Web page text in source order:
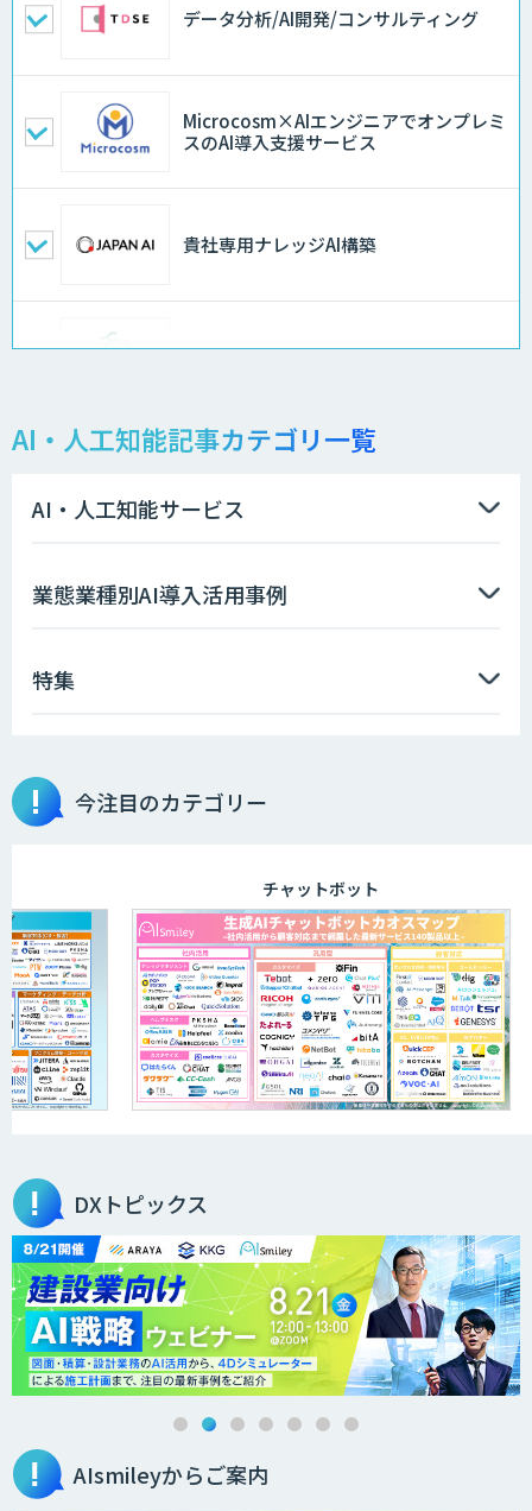
データ分析/AI開発/コンサルティング
Microcosm×AIエンジニアでオンプレミ
スのAI導入支援サービス
貴社専用ナレッジAI構築
異常検知AI
需要予測＋業務最適化AIシステム
「VAB-5000」
画像解析・デジタルツイン領域のAI開発
AI開発・伴走支援・内製化支援
「ジンベイ AI技術実装アドバイザリー」
サービス
ローカルLLM×RAG「Cosnex」
DXセカンドオピニオン
生成AI活用コンサルティング
AI・人工知能記事カテゴリ一覧
AI・人工知能サービス
業態業種別AI導入活用事例
特集
今注目のカテゴリー
チャットボット
DXトピックス
AIsmileyからご案内